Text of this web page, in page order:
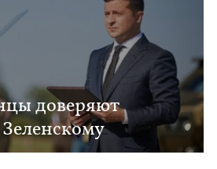
доверяют